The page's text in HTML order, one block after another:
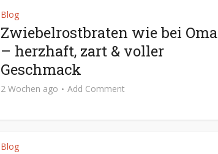
Blog
Zwiebelrostbraten wie bei Oma
– herzhaft, zart & voller
Geschmack
2 Wochen ago Add Comment
Blog